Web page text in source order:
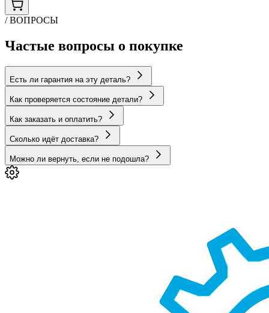
/ ВОПРОСЫ
Частые вопросы о покупке
Есть ли гарантия на эту деталь?
Как проверяется состояние детали?
Как заказать и оплатить?
Сколько идёт доставка?
Можно ли вернуть, если не подошла?